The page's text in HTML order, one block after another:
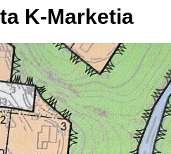
K-Marketia